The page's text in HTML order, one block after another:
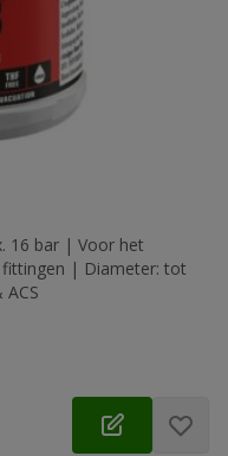
16 bar | Voor het
fittingen | Diameter: tot